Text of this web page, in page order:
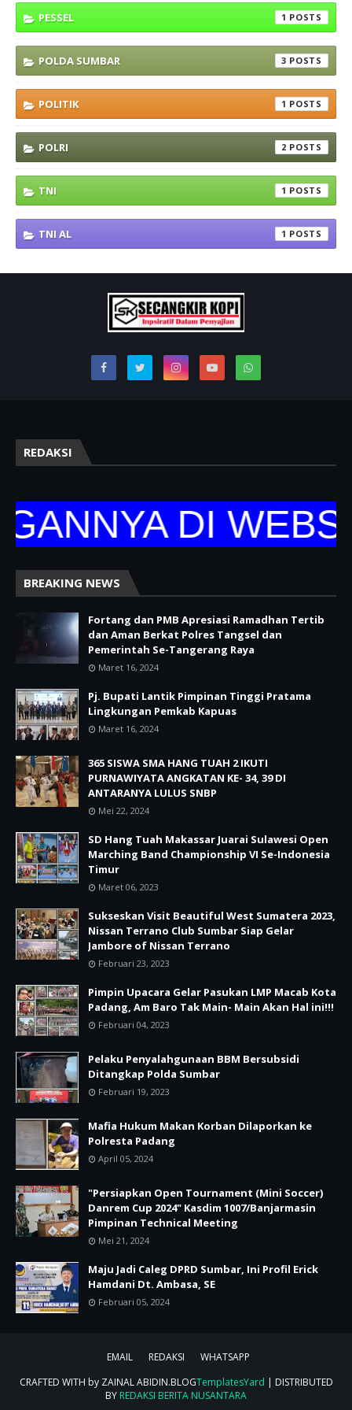
PESSEL 1
POLDA SUMBAR 3
POLITIK 1
POLRI 2
TNI 1
TNI AL 1
REDAKSI
DI
BREAKING NEWS
Fortang dan PMB Apresiasi Ramadhan Tertib
dan Aman Berkat Polres Tangsel dan
Pemerintah Se-Tangerang Raya
Maret 16, 2024
Pj. Bupati Lantik Pimpinan Tinggi Pratama
Lingkungan Pemkab Kapuas
Maret 16, 2024
365 SISWA SMA HANG TUAH 2 IKUTI
PURNAWIYATA ANGKATAN KE- 34, 39 DI
ANTARANYA LULUS SNBP
Mei 22, 2024
SD Hang Tuah Makassar Juarai Sulawesi Open
Marching Band Championship VI Se-Indonesia
Timur
Maret 06, 2023
Sukseskan Visit Beautiful West Sumatera 2023,
Nissan Terrano Club Sumbar Siap Gelar
Jambore of Nissan Terrano
Februari 23, 2023
Pimpin Upacara Gelar Pasukan LMP Macab Kota
Padang, Am Baro Tak Main- Main Akan Hal ini!!!
Februari 04, 2023
Pelaku Penyalahgunaan BBM Bersubsidi
Ditangkap Polda Sumbar
Februari 19, 2023
Mafia Hukum Makan Korban Dilaporkan ke
Polresta Padang
April 05, 2024
"Persiapkan Open Tournament (Mini Soccer)
Danrem Cup 2024" Kasdim 1007/Banjarmasin
Pimpinan Technical Meeting
Mei 21, 2024
Maju Jadi Caleg DPRD Sumbar, Ini Profil Erick
Hamdani Dt. Ambasa, SE
Februari 05, 2024
EMAIL REDAKSI
WHATSAPP
CRAFTED WITH by ZAINAL ABIDIN.BLOGTemplatesYard | DISTRIBUTED
BY REDAKSI BERITA NUSANTARA